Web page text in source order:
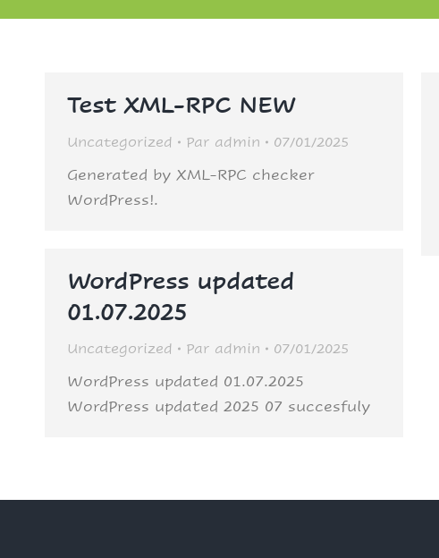
Test XML-RPC NEW
Uncategorized Par admin 07/01/2025
Generated by XML-RPC checker
WordPress!.
WordPress updated
01.07.2025
Uncategorized Par admin 07/01/2025
WordPress updated 01.07.2025
WordPress updated 2025 07 succesfuly